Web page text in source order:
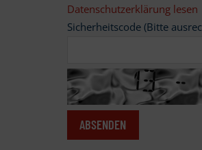
Datenschutzerklärung lesen
Sicherheitscode (Bitte